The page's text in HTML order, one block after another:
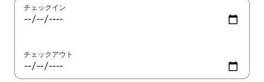
チェックイン
チェックアウト